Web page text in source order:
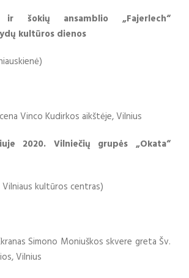
šokių ansamblio „Fajerlech“
kultūros dienos
Vinco Kudirkos aikštėje, Vilnius
2020. Vilniečių grupės „Okata“
kultūros centras)
Simono Moniuškos skvere greta Šv.
Vilnius